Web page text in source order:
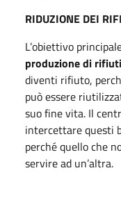
RIDUZIONE DEI
L’obiettivo
produzione di
diventi rifiuto,
può essere
suo fine vita. Il
intercettare questi
perché quello che
servire ad un’altra.